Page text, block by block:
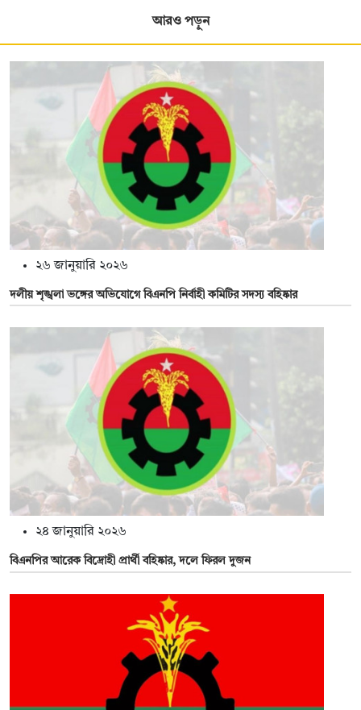
আরও পড়ুন
২৬ জানুয়ারি ২০২৬
দলীয় শৃঙ্খলা ভঙ্গের অভিযোগে বিএনপি নির্বাহী কমিটির সদস্য বহিষ্কার
২৪ জানুয়ারি ২০২৬
বিএনপির আরেক বিদ্রোহী প্রার্থী বহিষ্কার, দলে ফিরল দুজন